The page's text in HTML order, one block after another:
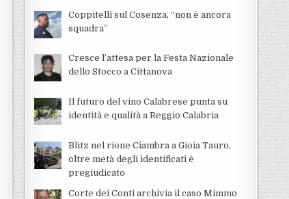
Coppitelli sul Cosenza, “non è ancora
squadra”
Cresce l’attesa per la Festa Nazionale
dello Stocco a Cittanova
Il futuro del vino Calabrese punta su
identità e qualità a Reggio Calabria
Blitz nel rione Ciambra a Gioia Tauro,
oltre metà degli identificati è
pregiudicato
Corte dei Conti archivia il caso Mimmo